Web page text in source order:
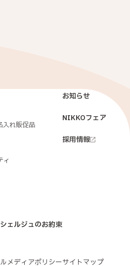
入れ販促品
ィ
ェルジュのお約束
お知らせ
NIKKOフェア
採用情報
メディアポリシーサイトマップ